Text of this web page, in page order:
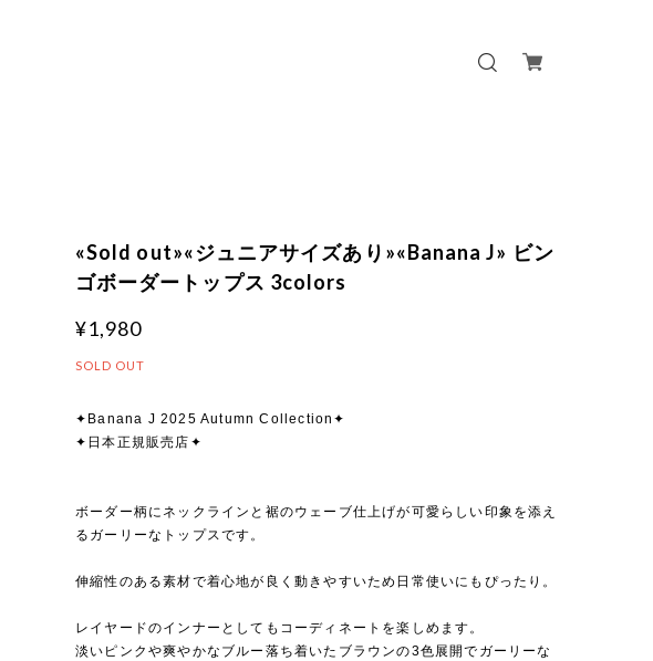
«Sold out»«ジュニアサイズあり»«Banana J» ビン
ゴボーダートップス 3colors
¥1,980
SOLD OUT
✦Banana J 2025 Autumn Collection✦
✦日本正規販売店✦
ボーダー柄にネックラインと裾のウェーブ仕上げが可愛らしい印象を添え
るガーリーなトップスです。
伸縮性のある素材で着心地が良く動きやすいため日常使いにもぴったり。
レイヤードのインナーとしてもコーディネートを楽しめます。
淡いピンクや爽やかなブルー落ち着いたブラウンの3色展開でガーリーな